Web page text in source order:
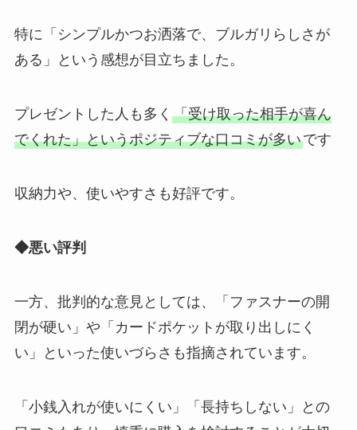
特に「シンプルかつお洒落で、ブルガリらしさが
ある」という感想が目立ちました。
プレゼントした人も多く 「受け取った相手が喜ん
でくれた」というポジティブな口コミが多いです
収納力や、使いやすさも好評です。
◆悪い評判
一方、批判的な意見としては、「ファスナーの開
閉が硬い」や「カードポケットが取り出しにく
い」といった使いづらさも指摘されています。
「小銭入れが使いにくい」「長持ちしない」との